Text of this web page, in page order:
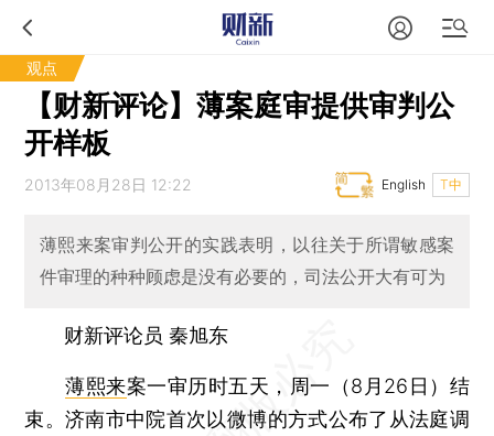
观点
【财新评论】薄案庭审提供审判公
开样板
2013年08月28日 12:22 T中
English
薄熙来案审判公开的实践表明，以往关于所谓敏感案
件审理的种种顾虑是没有必要的，司法公开大有可为
财新评论员 秦旭东
薄熙来案一审历时五天，周一（8月26日）结
束。济南市中院首次以微博的方式公布了从法庭调